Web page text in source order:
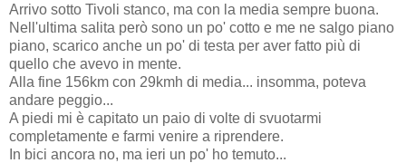
Arrivo sotto Tivoli stanco, ma con la media sempre buona.
Nell'ultima salita però sono un po' cotto e me ne salgo piano
piano, scarico anche un po' di testa per aver fatto più di
quello che avevo in mente.
Alla fine 156km con 29kmh di media... insomma, poteva
andare peggio...
A piedi mi è capitato un paio di volte di svuotarmi
completamente e farmi venire a riprendere.
In bici ancora no, ma ieri un po' ho temuto...